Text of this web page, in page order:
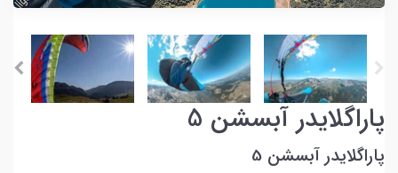
پاراگلایدر آبسشن 5
پاراگلایدر آبسشن 5